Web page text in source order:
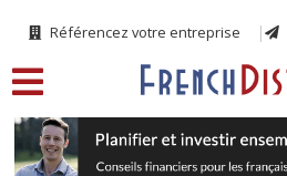
Référencez votre entreprise